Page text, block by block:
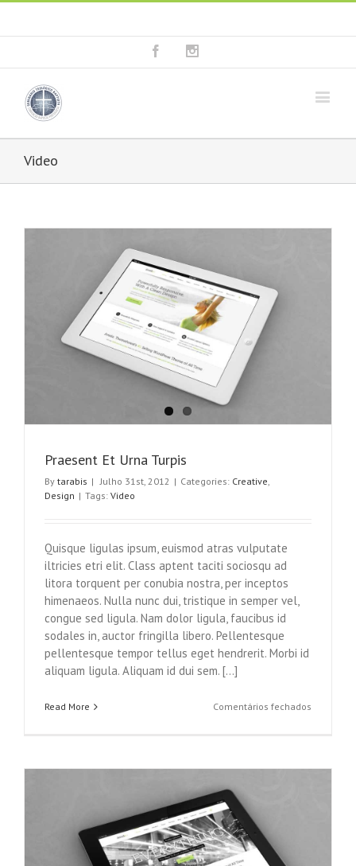
Facebook
Video
Praesent Et Urna Turpis
By tarabis | Julho 31st, 2012 | Categories: Creative,
Design | Tags: Video
Quisque ligulas ipsum, euismod atras vulputate
iltricies etri elit. Class aptent taciti sociosqu ad
litora torquent per conubia nostra, per inceptos
himenaeos. Nulla nunc dui, tristique in semper vel,
congue sed ligula. Nam dolor ligula, faucibus id
sodales in, auctor fringilla libero. Pellentesque
pellentesque tempor tellus eget hendrerit. Morbi id
aliquam ligula. Aliquam id dui sem. [...]
Read More Comentários fechados